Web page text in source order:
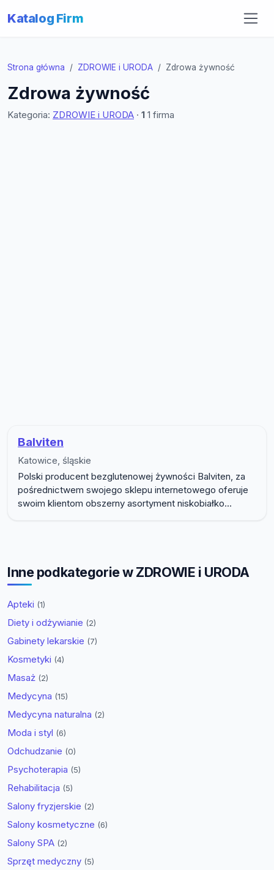
Katalog Firm
Strona główna ZDROWIE i URODA Zdrowa żywność
Zdrowa żywność
Kategoria: ZDROWIE i URODA · 1 1 firma
Balviten
Katowice, śląskie
Polski producent bezglutenowej żywności Balviten, za
pośrednictwem swojego sklepu internetowego oferuje
swoim klientom obszerny asortyment niskobiałko...
Inne podkategorie w ZDROWIE i URODA
Apteki (1)
Diety i odżywianie (2)
Gabinety lekarskie (7)
Kosmetyki (4)
Masaż (2)
Medycyna (15)
Medycyna naturalna (2)
Moda i styl (6)
Odchudzanie (0)
Psychoterapia (5)
Rehabilitacja (5)
Salony fryzjerskie (2)
Salony kosmetyczne (6)
Salony SPA (2)
Sprzęt medyczny (5)